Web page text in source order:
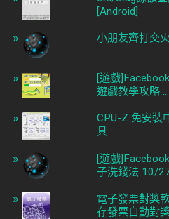
[Android]
小朋友齊打交
[遊戲
遊戲教學攻略 ...
CPU-Z 免安裝
具
[遊戲
子洗錢法 10/
電子發票對獎
存發票自動對